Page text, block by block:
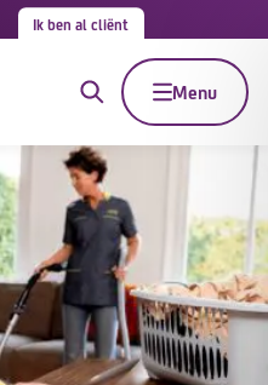
Ik ben al cliënt
Menu